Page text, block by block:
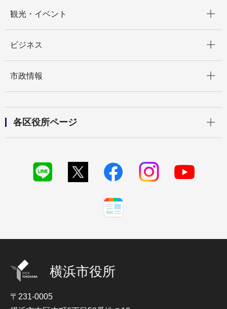
観光・イベント
ビジネス
市政情報
各区役所ページ
横浜市役所
〒231-0005